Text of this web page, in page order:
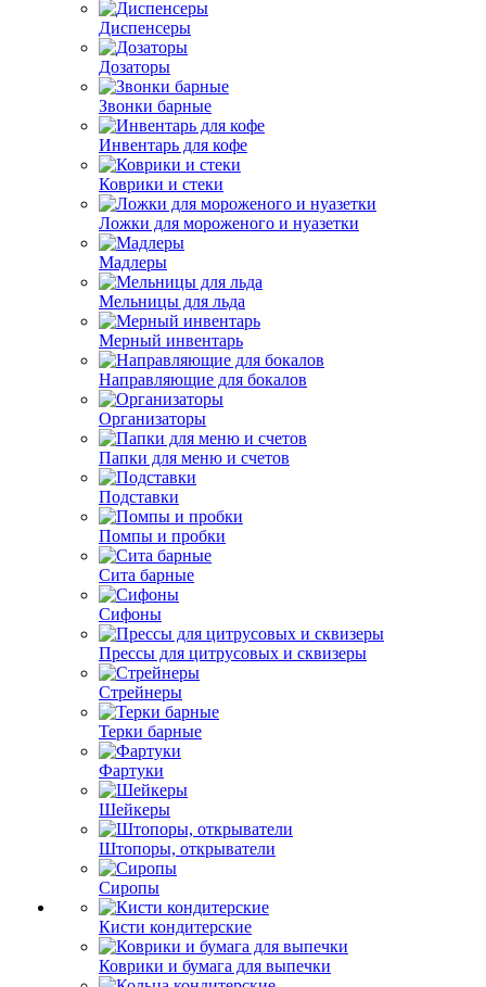
Диспенсеры
Дозаторы
Звонки барные
Инвентарь для кофе
Коврики и стеки
Ложки для мороженого и нуазетки
Мадлеры
Мельницы для льда
Мерный инвентарь
Направляющие для бокалов
Организаторы
Папки для меню и счетов
Подставки
Помпы и пробки
Сита барные
Сифоны
Прессы для цитрусовых и сквизеры
Стрейнеры
Терки барные
Фартуки
Шейкеры
Штопоры, открыватели
Сиропы
Кисти кондитерские
Коврики и бумага для выпечки